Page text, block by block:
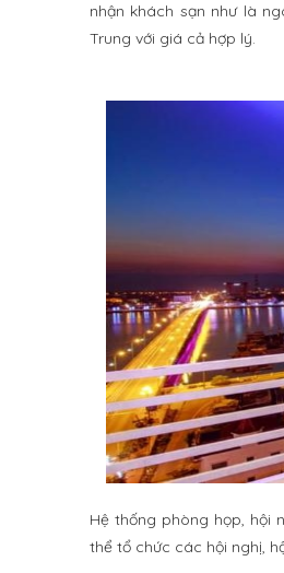
nhận khách sạn như là
Trung với giá cả hợp lý.
Hệ thống phòng họp, hội
thể tổ chức các hội nghị,